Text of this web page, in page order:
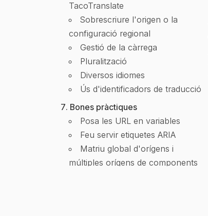
TacoTranslate
Sobrescriure l'origen o la
configuració regional
Gestió de la càrrega
Pluralització
Diversos idiomes
Ús d'identificadors de traducció
Bones pràctiques
Posa les URL en variables
Feu servir etiquetes ARIA
Matriu global d'orígens i
múltiples orígens de components